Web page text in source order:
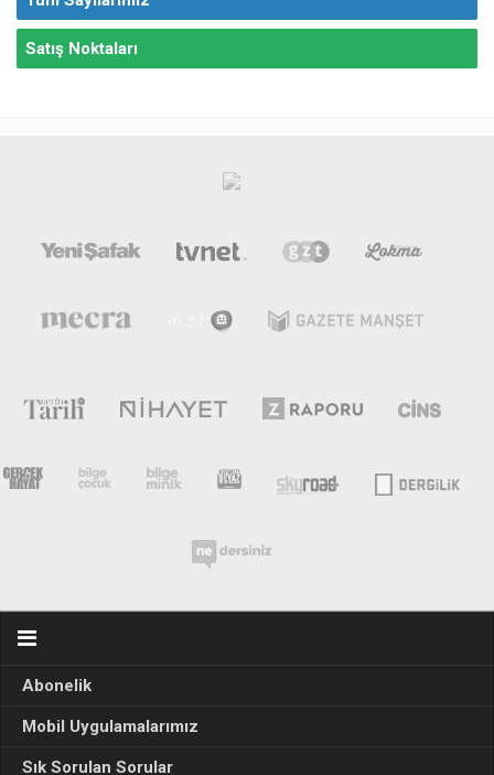
Satış Noktaları
Abonelik
Mobil Uygulamalarımız
Sık Sorulan Sorular